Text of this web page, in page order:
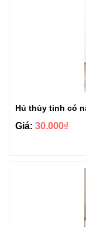
Hủ thủy tinh có
Giá: 30.000₫